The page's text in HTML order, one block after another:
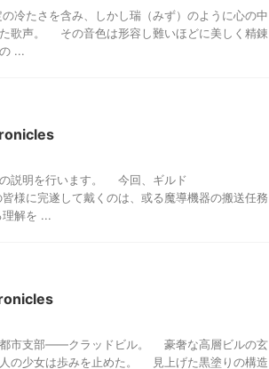
たさを含み、しかし瑞（みず）のように心の中
歌声。 その音色は形容し難いほどに美しく精錬
...
説明を行います。 今回、ギルド
様に完遂して戴くのは、或る魔導機器の搬送任務
解を ...
市支部――クラッドビル。 豪奢な高層ビルの玄
の少女は歩みを止めた。 見上げた黒塗りの構造